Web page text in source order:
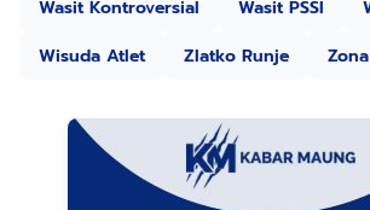
Wasit Kontroversial
Wasit PSSI
Wisuda Atlet
Zlatko Runje